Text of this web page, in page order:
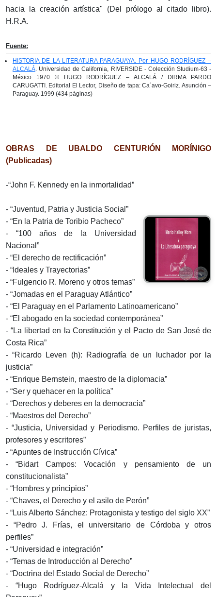
hacia la creación artística" (Del prólogo al citado libro).
H.R.A.
Fuente:
HISTORIA DE LA LITERATURA PARAGUAYA. Por HUGO RODRÍGUEZ –
ALCALÁ. Universidad de California, RIVERSIDE - Colección Studium-63 -
México 1970 © HUGO RODRÍGUEZ – ALCALÁ / DIRMA PARDO
CARUGATTI. Editorial El Lector, Diseño de tapa: Ca´avo-Goiriz. Asunción –
Paraguay. 1999 (434 páginas)
OBRAS DE UBALDO CENTURIÓN MORÍNIGO
(Publicadas)
-“John F. Kennedy en la inmortalidad”
- “Juventud, Patria y Justicia Social”
- “En la Patria de Toribio Pacheco”
- “100 años de la Universidad
Nacional”
- “El derecho de rectificación”
- “Ideales y Trayectorias”
- “Fulgencio R. Moreno y otros temas”
- “Jomadas en el Paraguay Atlántico”
- “El Paraguay en el Parlamento Latinoamericano”
- “El abogado en la sociedad contemporánea”
- “La libertad en la Constitución y el Pacto de San José de
Costa Rica”
- “Ricardo Leven (h): Radiografía de un luchador por la
justicia”
- “Enrique Bernstein, maestro de la diplomacia”
- “Ser y quehacer en la política”
- “Derechos y deberes en la democracia”
- “Maestros del Derecho”
- “Justicia, Universidad y Periodismo. Perfiles de juristas,
profesores y escritores”
- “Apuntes de Instrucción Cívica”
- “Bidart Campos: Vocación y pensamiento de un
constitucionalista”
- “Hombres y principios”
- “Chaves, el Derecho y el asilo de Perón”
- “Luis Alberto Sánchez: Protagonista y testigo del siglo XX”
- “Pedro J. Frías, el universitario de Córdoba y otros
perfiles”
- “Universidad e integración”
- “Temas de Introducción al Derecho”
- “Doctrina del Estado Social de Derecho”
- “Hugo Rodríguez-Alcalá y la Vida Intelectual del